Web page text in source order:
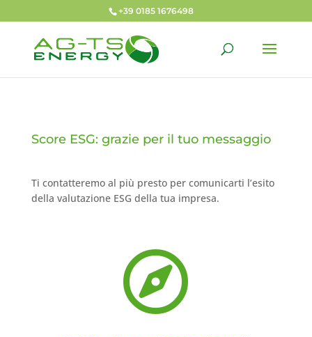
+39 0185 1676498
Score ESG: grazie per il tuo messaggio
Ti contatteremo al più presto per comunicarti l’esito
della valutazione ESG della tua impresa.
